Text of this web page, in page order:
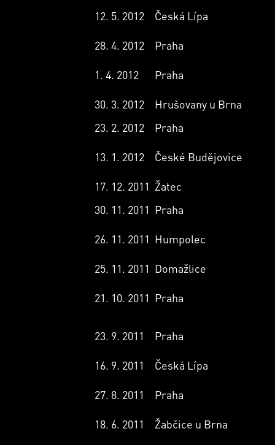
12. 5. 2012 Česká Lípa
28. 4. 2012 Praha
1. 4. 2012 Praha
30. 3. 2012
Hrušovany u Brna
23. 2. 2012
Praha
13. 1. 2012 České Budějovice
17. 12. 2011 Žatec
30. 11. 2011 Praha
26. 11. 2011 Humpolec
25. 11. 2011 Domažlice
21. 10. 2011 Praha
23. 9. 2011 Praha
16. 9. 2011 Česká Lípa
27. 8. 2011 Praha
18. 6. 2011 Žabčice u Brna